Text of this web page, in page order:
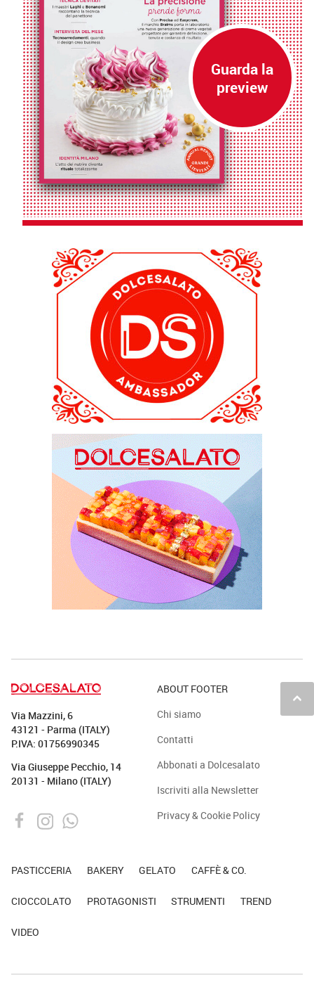
keyboard_arrow_up
Via Mazzini, 6
43121 - Parma (ITALY)
P.IVA: 01756990345
Via Giuseppe Pecchio, 14
20131 - Milano (ITALY)
ABOUT FOOTER
Chi siamo
Contatti
Abbonati a Dolcesalato
Iscriviti alla Newsletter
Privacy & Cookie Policy
PASTICCERIA BAKERY GELATO CAFFÈ & CO.
CIOCCOLATO PROTAGONISTI STRUMENTI TREND
VIDEO